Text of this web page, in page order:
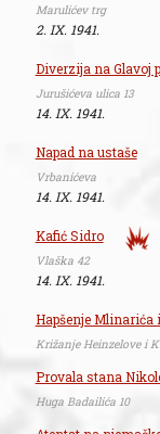
Marulićev trg
2. IX. 1941.
Diverzija na Glavoj
Jurušićeva ulica 13
14. IX. 1941.
Napad na ustaše
Vrbanićeva
14. IX. 1941.
Kafić Sidro
Vlaška 42
14. IX. 1941.
Hapšenje Mlinarića
Križanje Heinzelove i
Provala stana
Huga Badailića 10